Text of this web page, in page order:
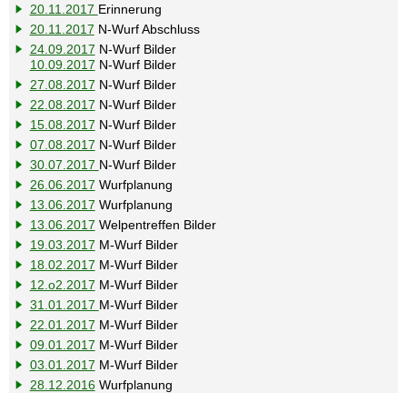
20.11.2017 Erinnerung
20.11.2017 N-Wurf Abschluss
24.09.2017 N-Wurf Bilder
10.09.2017 N-Wurf Bilder
27.08.2017 N-Wurf Bilder
22.08.2017 N-Wurf Bilder
15.08.2017 N-Wurf Bilder
07.08.2017 N-Wurf Bilder
30.07.2017 N-Wurf Bilder
26.06.2017 Wurfplanung
13.06.2017 Wurfplanung
13.06.2017 Welpentreffen Bilder
19.03.2017 M-Wurf Bilder
18.02.2017 M-Wurf Bilder
12.o2.2017 M-Wurf Bilder
31.01.2017 M-Wurf Bilder
22.01.2017 M-Wurf Bilder
09.01.2017 M-Wurf Bilder
03.01.2017 M-Wurf Bilder
28.12.2016 Wurfplanung